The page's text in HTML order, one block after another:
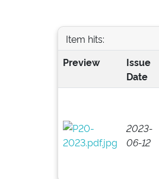
Item hits:
Preview
Issue
Date
2023-
06-12